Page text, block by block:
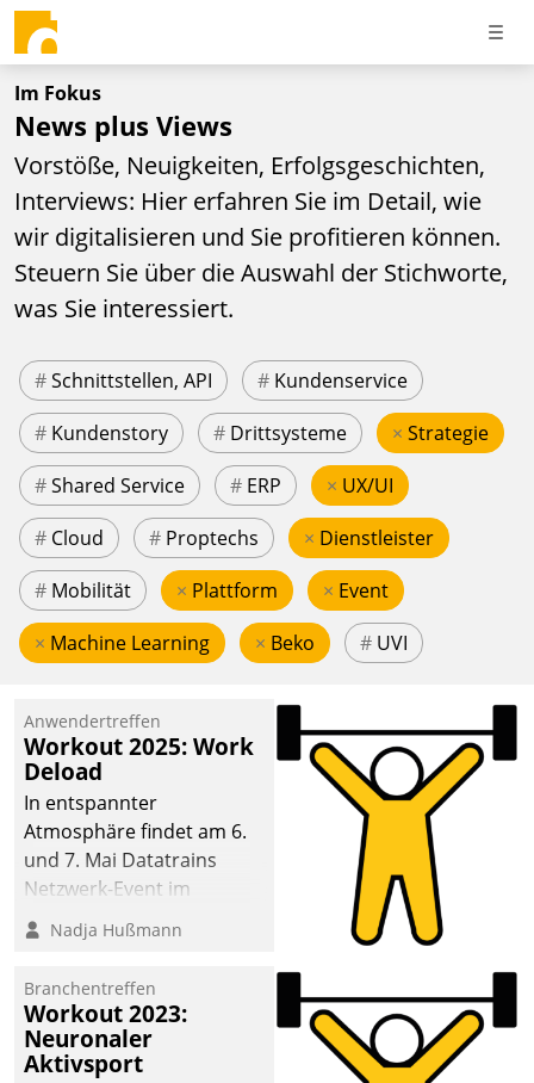
Im Fokus
News plus Views
Vorstöße, Neuigkeiten, Erfolgsgeschichten,
Interviews: Hier erfahren Sie im Detail, wie
wir digitalisieren und Sie profitieren können.
Steuern Sie über die Auswahl der Stichworte,
was Sie interessiert.
#Schnittstellen, API # Kundenservice
# Kundenstory # Drittsysteme × Strategie
#Shared Service # ERP × UX/UI
# Cloud # Proptechs × Dienstleister
# Mobilität × Plattform × Event
× Machine Learning × Beko # UVI
Anwendertreffen
Workout 2025: Work
Deload
In entspannter
Atmosphäre findet am 6.
und 7. Mai Datatrains
Netzwerk-Event im
Kunden- und Partnerkreis
statt. Zentrale Frage: Wie
Mammutprojekte
meistern und Workloads
wuppen – bei zunehmend
Nadja Hußmann
Branchentreffen
Workout 2023:
Neuronaler
Aktivsport